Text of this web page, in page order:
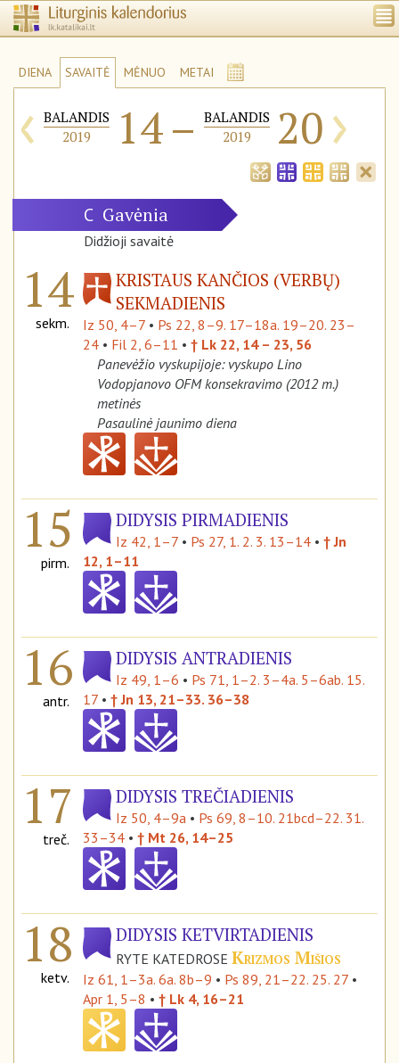
DIENA SAVAITĖ MĖNUO METAI
‹ BALANDIS
2019
14– BALANDIS
2019
20›
C Gavėnia
Didžioji savaitė
14
sekm.
KRISTAUS KANČIOS (VERBŲ)
SEKMADIENIS
Iz 50, 4–7 • Ps 22, 8–9. 17–18a. 19–20. 23–
24 • Fil 2, 6–11 • † Lk 22, 14 – 23, 56
Panevėžio vyskupijoje: vyskupo Lino
Vodopjanovo OFM konsekravimo (2012 m.)
metinės
Pasaulinė jaunimo diena
15
pirm.
DIDYSIS PIRMADIENIS
Iz 42, 1–7 • Ps 27, 1. 2. 3. 13–14 • † Jn
12, 1–11
16
antr.
DIDYSIS ANTRADIENIS
Iz 49, 1–6 • Ps 71, 1–2. 3–4a. 5–6ab. 15.
17 • † Jn 13, 21–33. 36–38
17
treč.
DIDYSIS TREČIADIENIS
Iz 50, 4–9a • Ps 69, 8–10. 21bcd–22. 31.
33–34 • † Mt 26, 14–25
18
ketv.
DIDYSIS KETVIRTADIENIS
RYTE KATEDROSE Krizmos Mišios
Iz 61, 1–3a. 6a. 8b–9 • Ps 89, 21–22. 25. 27 •
Apr 1, 5–8 • † Lk 4, 16–21